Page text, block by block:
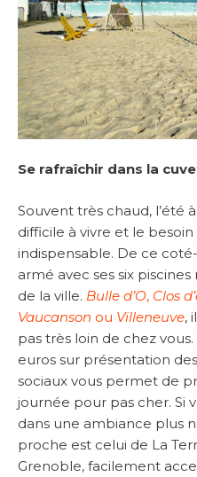
Se rafraîchir dans la
Souvent très chaud, l’été
difficile à vivre et le
indispensable. De ce
armé avec ses six
de la ville. Bulle d’O, Clos
Vaucanson ou Villeneuve,
pas très loin de chez
euros sur présentation
sociaux vous permet de
journée pour pas cher. Si
dans une ambiance plus
proche est celui de La
Grenoble, facilement